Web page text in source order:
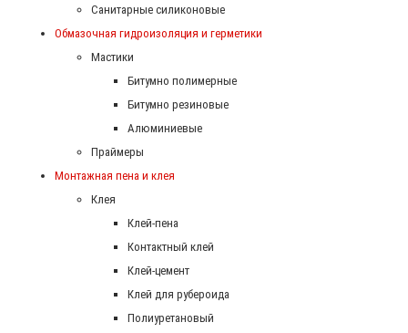
Санитарные силиконовые
Обмазочная гидроизоляция и герметики
Мастики
Битумно полимерные
Битумно резиновые
Алюминиевые
Праймеры
Монтажная пена и клея
Клея
Клей-пена
Контактный клей
Клей-цемент
Клей для рубероида
Полиуретановый